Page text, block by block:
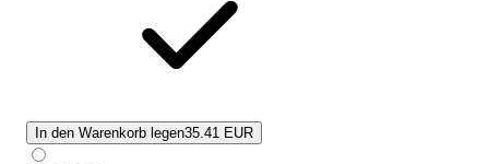
In den Warenkorb legen35.41 EUR